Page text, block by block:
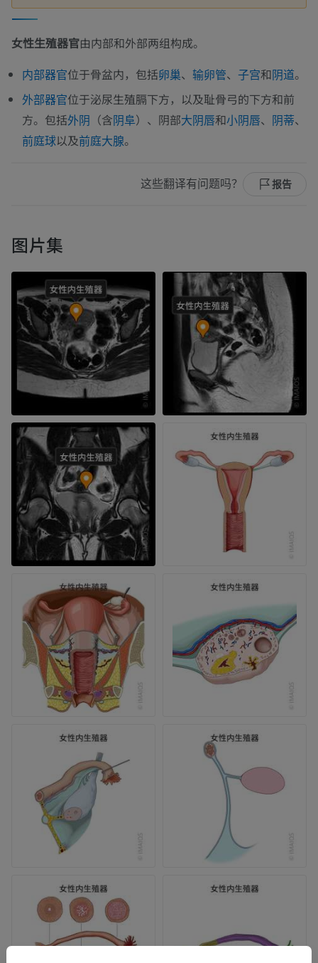
女性生殖器官由内部和外部两组构成。
内部器官位于骨盆内，包括卵巢、 输卵管、 子宫和阴道。
外部器官位于泌尿生殖膈下方，以及耻骨弓的下方和前
方。包括外阴 （含阴阜）、阴部大阴唇和小阴唇、 阴蒂、
前庭球以及前庭大腺。
这些翻译有问题吗？ 报告
图片集